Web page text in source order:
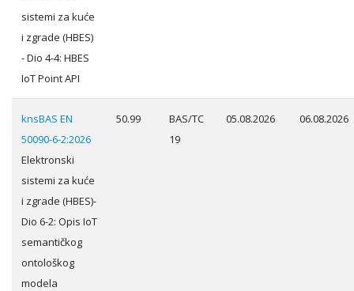
sistemi za kuće
i zgrade (HBES)
- Dio 4-4: HBES
IoT Point API
knsBAS EN
50090-6-2:2026
Elektronski
sistemi za kuće
i zgrade (HBES)-
Dio 6-2: Opis IoT
semantičkog
ontološkog
modela
50.99
BAS/TC
19
05.08.2026 06.08.2026